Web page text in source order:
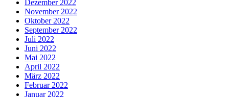
Dezember 2022
November 2022
Oktober 2022
September 2022
Juli 2022
Juni 2022
Mai 2022
April 2022
März 2022
Februar 2022
Januar 2022